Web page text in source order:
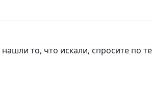
то, что искали, спросите по